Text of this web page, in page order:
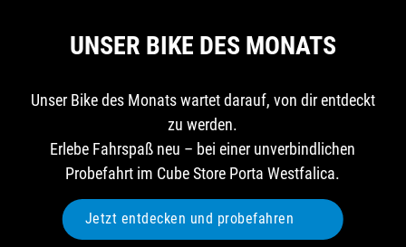
UNSER BIKE DES MONATS
Unser Bike des Monats wartet darauf, von dir entdeckt
zu werden.
Erlebe Fahrspaß neu – bei einer unverbindlichen
Probefahrt im Cube Store Porta Westfalica.
Jetzt entdecken und probefahren